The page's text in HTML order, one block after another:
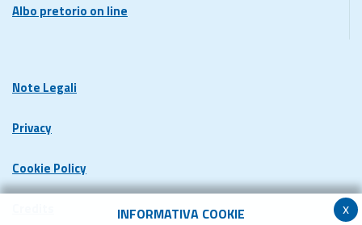
x
INFORMATIVA COOKIE
Albo pretorio on line
Note Legali
Privacy
Cookie Policy